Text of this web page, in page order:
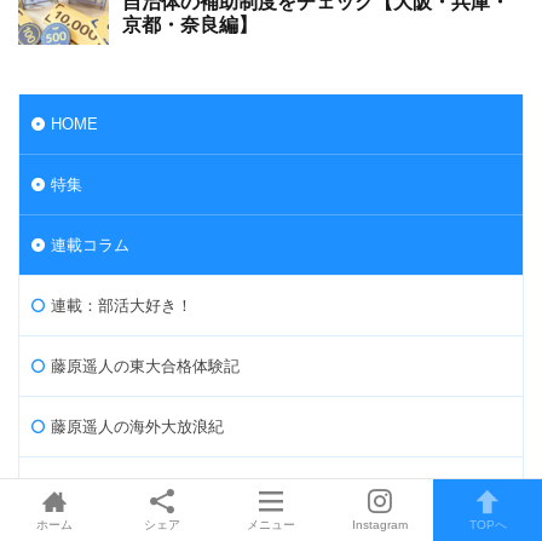
HOME
特集
連載コラム
連載：部活大好き！
藤原遥人の東大合格体験記
藤原遥人の海外大放浪紀
算数・数学なぜなに百科
ホーム シェア メニュー Instagram TOPへ